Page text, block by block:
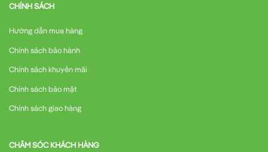
CHÍNH SÁCH
Hướng dẫn mua hàng
Chính sách bảo hành
Chính sách khuyến mãi
Chính sách bảo mật
Chính sách giao hàng
CHĂM SÓC KHÁCH HÀNG